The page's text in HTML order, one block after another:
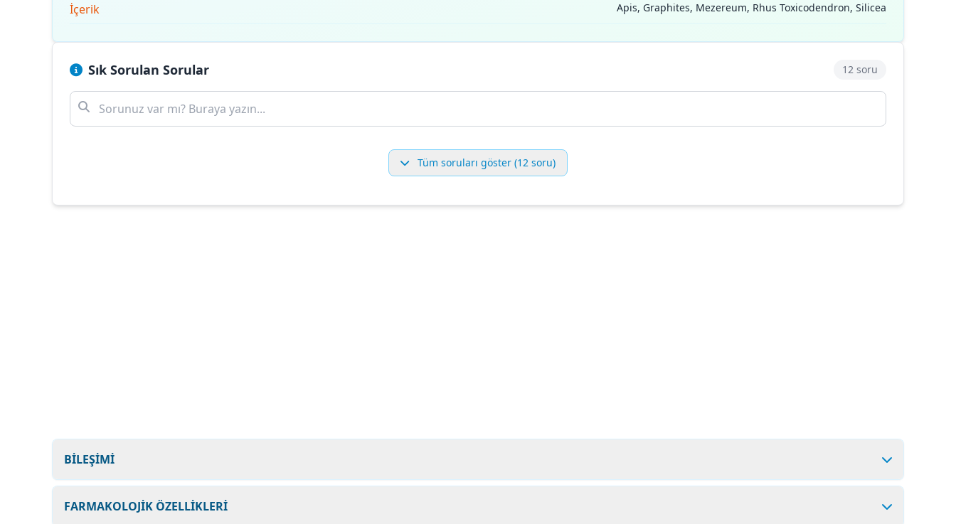
İçerik Apis, Graphites, Mezereum, Rhus Toxicodendron, Silicea
Sık Sorulan Sorular 12 soru
Tüm soruları göster (12 soru)
BİLEŞİMİ
FARMAKOLOJİK ÖZELLİKLERİ